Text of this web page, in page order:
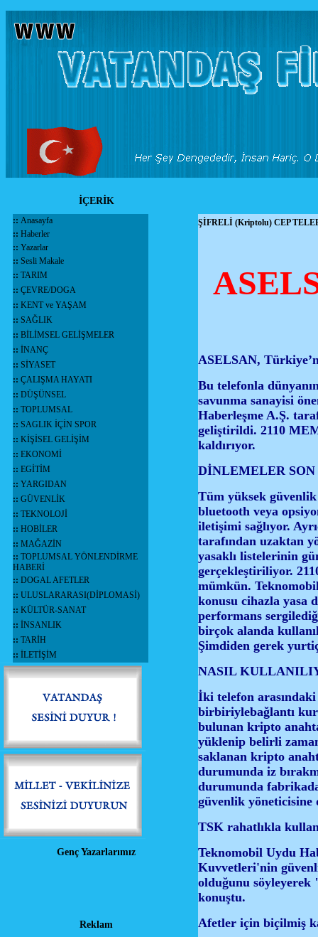
İÇERİK
:: Anasayfa
:: Haberler
:: Yazarlar
:: Sesli Makale
:: TARIM
:: ÇEVRE/DOGA
:: KENT ve YAŞAM
:: SAĞLIK
:: BİLİMSEL GELİŞMELER
:: İNANÇ
:: SİYASET
:: ÇALIŞMA HAYATI
:: DÜŞÜNSEL
:: TOPLUMSAL
:: SAGLIK İÇİN SPOR
:: KİŞİSEL GELİŞİM
:: EKONOMİ
:: EGİTİM
:: YARGIDAN
:: GÜVENLİK
:: TEKNOLOJİ
:: HOBİLER
:: MAĞAZİN
:: TOPLUMSAL YÖNLENDİRME
HABERİ
:: DOGAL AFETLER
:: ULUSLARARASI(DİPLOMASİ)
:: KÜLTÜR-SANAT
:: İNSANLIK
:: TARİH
:: İLETİŞİM
Genç Yazarlarımız
Reklam
ŞİFRELİ (Kriptolu) CEP
ASELSAN,
Bu telefonla
savunma sanayisi
Haberleşme A.Ş.
geliştirildi. 2110
kaldırıyor.
DİNLEMELER
Tüm yüksek
bluetooth veya
iletişimi sağlıyor.
tarafından uzaktan
yasaklı listelerinin
gerçekleştiriliyor.
mümkün.
konusu cihazla yasa
performans
birçok alanda
Şimdiden gerek
NASIL
İki telefon arasındaki
birbiriylebağlantı
bulunan kripto
yüklenip belirli
saklanan kripto
durumunda iz
durumunda
güvenlik
TSK rahatlıkla
Teknomobil Uydu
Kuvvetleri'nin
olduğunu
konuştu.
Afetler için biçilmiş